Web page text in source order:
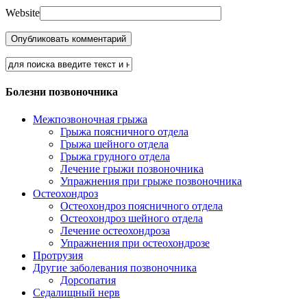
Website
Болезни позвоночника
Межпозвоночная грыжа
Грыжа поясничного отдела
Грыжа шейного отдела
Грыжа грудного отдела
Лечение грыжи позвоночника
Упражнения при грыже позвоночника
Остеохондроз
Остеохондроз поясничного отдела
Остеохондроз шейного отдела
Лечение остеохондроза
Упражнения при остеохондрозе
Протрузия
Другие заболевания позвоночника
Дорсопатия
Седалищный нерв